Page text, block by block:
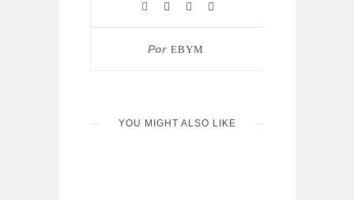
Por EBYM
YOU MIGHT ALSO LIKE